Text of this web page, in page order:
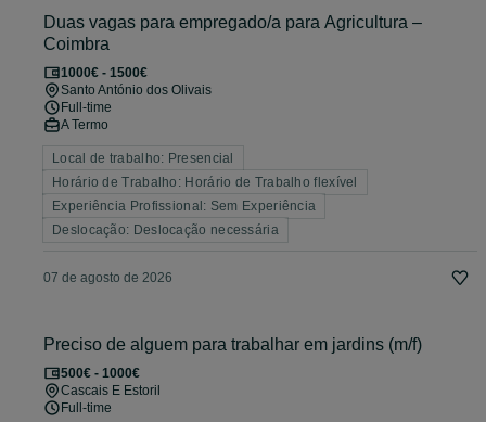
Duas vagas para empregado/a para Agricultura –
Coimbra
1000€ - 1500€
Santo António dos Olivais
Full-time
A Termo
Local de trabalho: Presencial
Horário de Trabalho: Horário de Trabalho flexível
Experiência Profissional: Sem Experiência
Deslocação: Deslocação necessária
07 de agosto de 2026
Preciso de alguem para trabalhar em jardins (m/f)
500€ - 1000€
Cascais E Estoril
Full-time